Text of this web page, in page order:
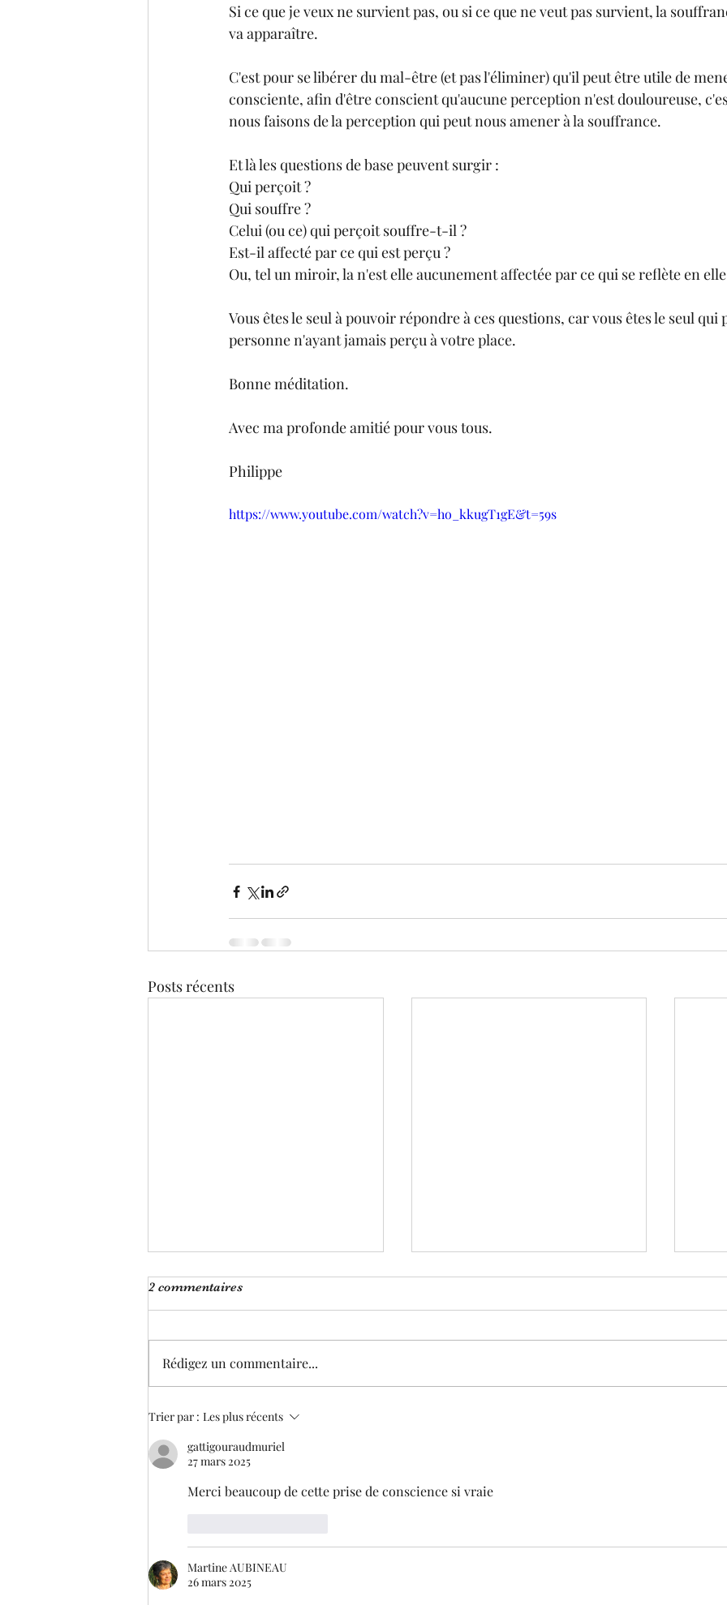
Si ce que je veux ne survient pas, ou si ce que ne veut pas survient, la
va apparaître.
C'est pour se libérer du mal-être (et pas l'éliminer) qu'il peut être utile de
consciente, afin d'être conscient qu'aucune perception n'est douloureuse,
nous faisons de la perception qui peut nous amener à la souffrance.
Et là les questions de base peuvent surgir :
Qui perçoit ?
Qui souffre ?
Celui (ou ce) qui perçoit souffre-t-il ?
Est-il affecté par ce qui est perçu ?
Ou, tel un miroir, la n'est elle aucunement affectée par ce qui se reflète en
Vous êtes le seul à pouvoir répondre à ces questions, car vous êtes le seul qui
personne n'ayant jamais perçu à votre place.
Bonne méditation.
Avec ma profonde amitié pour vous tous.
Philippe
https://www.youtube.com/watch?v=ho_kkugT1gE&t=59s
Posts récents
Où trouver refuge ?
2 commentaires
Rédigez un commentaire...
Trier par : Les plus récents
gattigouraudmuriel
27 mars 2025
Merci beaucoup de cette prise de conscience si vraie
Martine AUBINEAU
26 mars 2025